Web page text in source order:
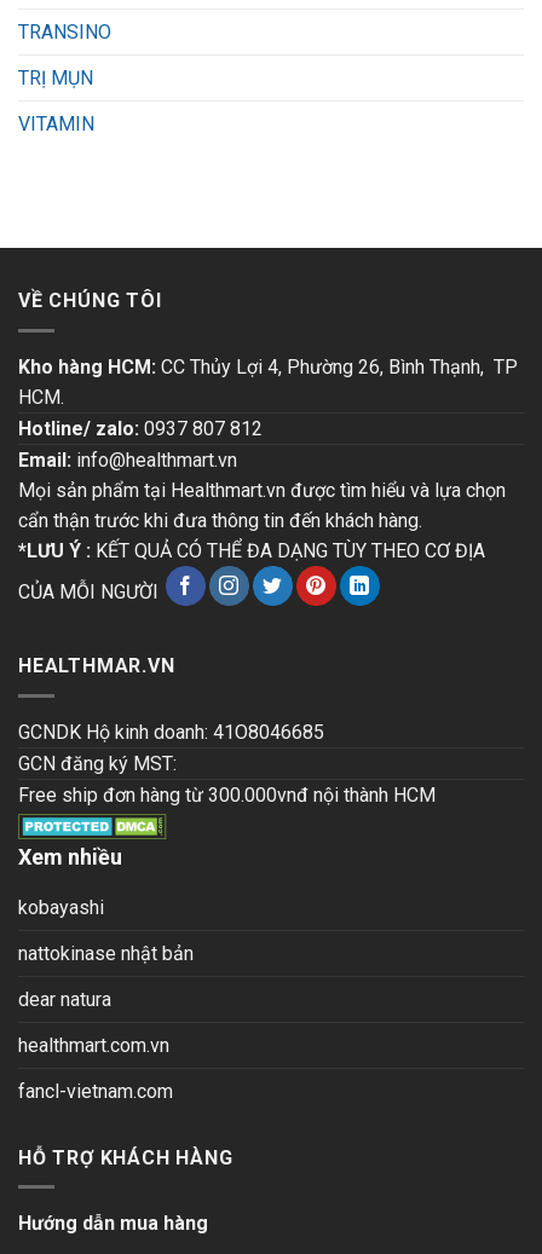
TRANSINO
TRỊ MỤN
VITAMIN
VỀ CHÚNG TÔI
Kho hàng HCM: CC Thủy Lợi 4, Phường 26, Bình Thạnh, TP
HCM.
Hotline/ zalo: 0937 807 812
Email: info@healthmart.vn
Mọi sản phẩm tại Healthmart.vn được tìm hiểu và lựa chọn
cẩn thận trước khi đưa thông tin đến khách hàng.
*LƯU Ý : KẾT QUẢ CÓ THỂ ĐA DẠNG TÙY THEO CƠ ĐỊA
CỦA MỖI NGƯỜI
HEALTHMAR.VN
GCNDK Hộ kinh doanh: 41O8046685
GCN đăng ký MST:
Free ship đơn hàng từ 300.000vnđ nội thành HCM
Xem nhiều
kobayashi
nattokinase nhật bản
dear natura
healthmart.com.vn
fancl-vietnam.com
HỖ TRỢ KHÁCH HÀNG
Hướng dẫn mua hàng